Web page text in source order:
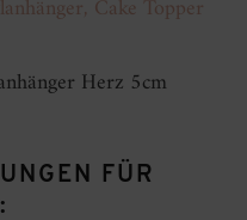
Cake Topper
Herz 5cm
FÜR